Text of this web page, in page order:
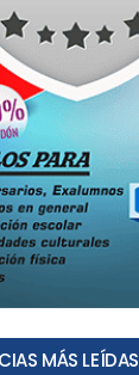
MÁS LEÍDAS